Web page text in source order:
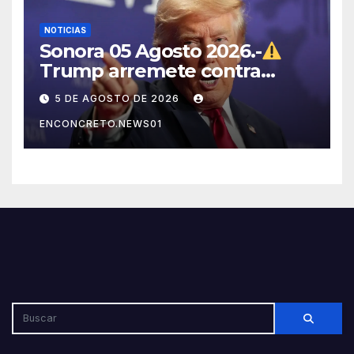
NOTICIAS
Sonora 05 Agosto 2026.-
Trump arremete contra
México, Canadá y otras
potencias por supuestos
abusos comerciales
5 DE AGOSTO DE 2026
ENCONCRETO.NEWS01